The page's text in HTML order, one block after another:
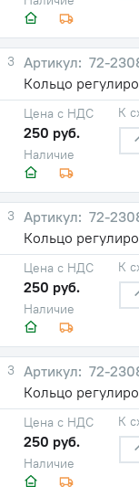
3
72-
Кольцо
Наличие
Цена с НДС
250 руб.
К
3
72-
Кольцо
Наличие
Цена с НДС
250 руб.
К
3
72-
Кольцо
Наличие
Цена с НДС
250 руб.
К